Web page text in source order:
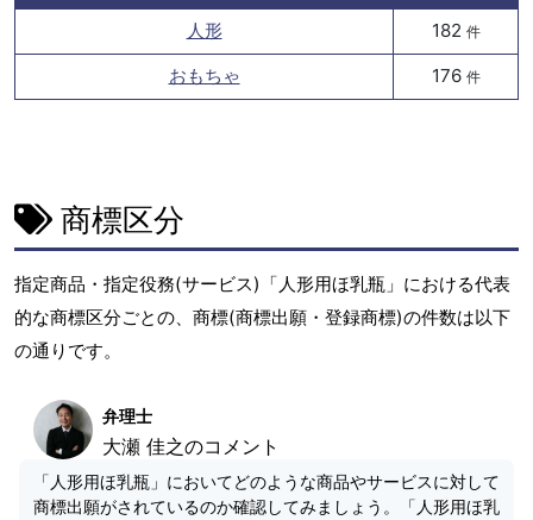
人形 182 件
おもちゃ 176 件
商標区分
指定商品・指定役務(サービス)「人形用ほ乳瓶」における代表
的な商標区分ごとの、商標(商標出願・登録商標)の件数は以下
の通りです。
弁理士
大瀬 佳之のコメント
「人形用ほ乳瓶」においてどのような商品やサービスに対して
商標出願がされているのか確認してみましょう。「人形用ほ乳